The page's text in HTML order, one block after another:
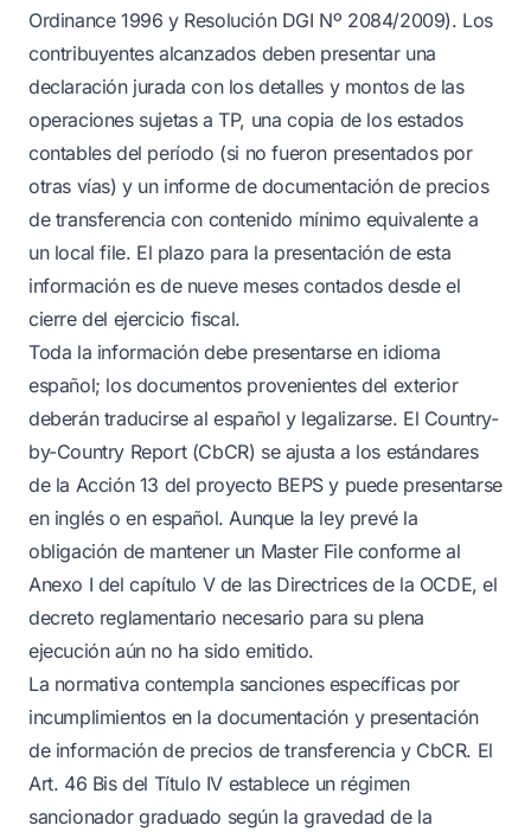
Ordinance 1996 y Resolución DGI Nº 2084/2009). Los
contribuyentes alcanzados deben presentar una
declaración jurada con los detalles y montos de las
operaciones sujetas a TP, una copia de los estados
contables del período (si no fueron presentados por
otras vías) y un informe de documentación de precios
de transferencia con contenido mínimo equivalente a
un local file. El plazo para la presentación de esta
información es de nueve meses contados desde el
cierre del ejercicio fiscal.
Toda la información debe presentarse en idioma
español; los documentos provenientes del exterior
deberán traducirse al español y legalizarse. El Country-
by-Country Report (CbCR) se ajusta a los estándares
de la Acción 13 del proyecto BEPS y puede presentarse
en inglés o en español. Aunque la ley prevé la
obligación de mantener un Master File conforme al
Anexo I del capítulo V de las Directrices de la OCDE, el
decreto reglamentario necesario para su plena
ejecución aún no ha sido emitido.
La normativa contempla sanciones específicas por
incumplimientos en la documentación y presentación
de información de precios de transferencia y CbCR. El
Art. 46 Bis del Título IV establece un régimen
sancionador graduado según la gravedad de la